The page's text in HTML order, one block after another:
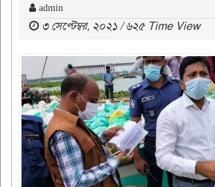
admin
৩ সেপ্টেম্বর, ২০২১ / ৬২৫ Time View